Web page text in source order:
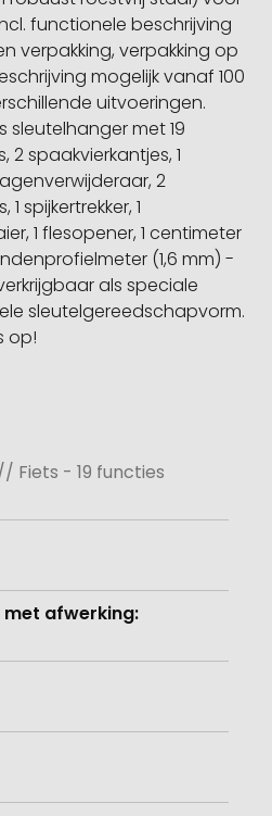
functionele beschrijving
verpakking, verpakking op
mogelijk vanaf 100
uitvoeringen.
sleutelhanger met 19
2 spaakvierkantjes, 1
2
spijkertrekker, 1
1 flesopener, 1 centimeter
(1,6 mm) -
als speciale
sleutelgereedschapvorm.
op!
Fiets - 19 functies